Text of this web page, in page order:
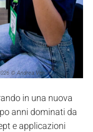
© Andrea Veroni
in una nuova
anni dominati da
e applicazioni